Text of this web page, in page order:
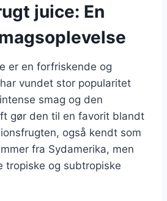
juice: En
er en forfriskende og
vundet stor popularitet
smag og den
gør den til en favorit blandt
også kendt som
fra Sydamerika, men
tropiske og subtropiske